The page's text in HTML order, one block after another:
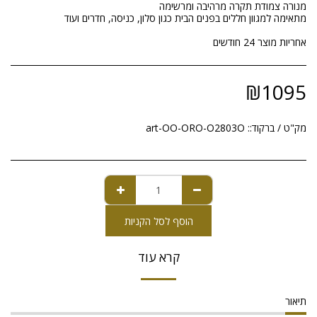
אחריות מוצר 24 חודשים
₪1095
מק"ט / ברקוד:: art-OO-ORO-O2803O
הוסף לסל הקניות
קרא עוד
תיאור